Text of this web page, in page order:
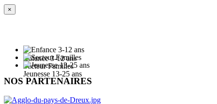
Enfance 3-12 ans
Secteur Familles
Jeunesse 13-25 ans
×
NOS PARTENAIRES